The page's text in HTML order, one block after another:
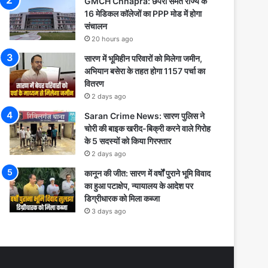
16 मेडिकल कॉलेजों का PPP मोड में होगा
संचालन
20 hours ago
सारण में भूमिहीन परिवारों को मिलेगा जमीन,
अभियान बसेरा के तहत होगा 1157 पर्चा का
वितरण
2 days ago
Saran Crime News: सारण पुलिस ने
चोरी की बाइक खरीद-बिक्री करने वाले गिरोह
के 5 सदस्यों को किया गिरफ्तार
2 days ago
कानून की जीत: सारण में वर्षों पुराने भूमि विवाद
का हुआ पटाक्षेप, न्यायालय के आदेश पर
डिग्रीधारक को मिला कब्जा
3 days ago